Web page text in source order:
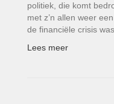
politiek, die komt
met z’n allen weer
de financiële crisis
Lees meer